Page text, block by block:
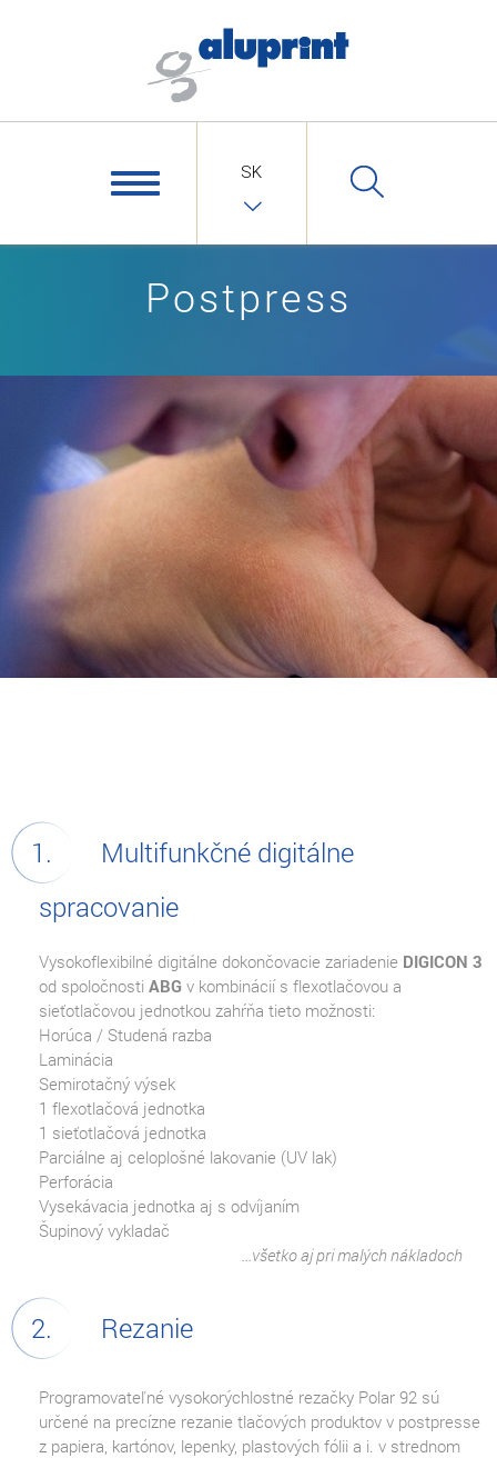
SK
Postpress
Multifunkčné digitálne
spracovanie
Vysokoflexibilné digitálne dokončovacie zariadenie DIGICON 3
od spoločnosti ABG v kombinácií s flexotlačovou a
sieťotlačovou jednotkou zahŕňa tieto možnosti:
Horúca / Studená razba
Laminácia
Semirotačný výsek
1 flexotlačová jednotka
1 sieťotlačová jednotka
Parciálne aj celoplošné lakovanie (UV lak)
Perforácia
Vysekávacia jednotka aj s odvíjaním
Šupinový vykladač
...všetko aj pri malých nákladoch
Rezanie
Programovateľné vysokorýchlostné rezačky Polar 92 sú
určené na precízne rezanie tlačových produktov v postpresse
z papiera, kartónov, lepenky, plastových fólii a i. v strednom